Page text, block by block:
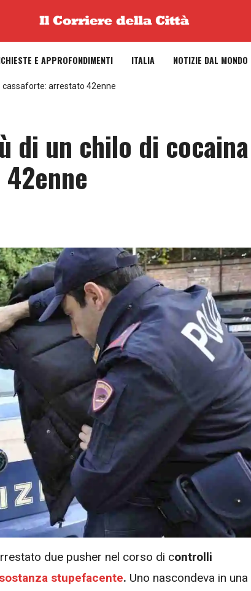
E APPROFONDIMENTI ITALIA NOTIZIE DAL MONDO
cassaforte: arrestato 42enne
di un chilo di cocaina
due pusher nel corso di controlli
sostanza stupefacente. Uno nascondeva in una